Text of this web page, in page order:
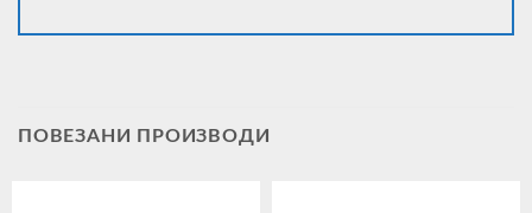
ПОВЕЗАНИ ПРОИЗВОДИ